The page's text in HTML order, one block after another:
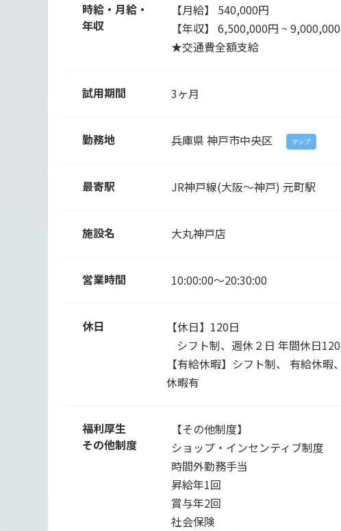
時給・月給・
年収
【月給】 540,000円
【年収】 6,500,000円 ~
★交通費全額支給
試用期間 3ヶ月
勤務地 兵庫県 神戸市中央区 マップ
最寄駅 JR神戸線(大阪～神戸) 元町駅
施設名 大丸神戸店
営業時間 10:00:00～20:30:00
休日
【休日】120日
シフト制、週休２日 年間休日
【有給休暇】シフト制、 有給休
休暇有
福利厚生
その他制度
【その他制度】
ショップ・インセンティブ制度
時間外勤務手当
昇給年1回
賞与年2回
社会保険